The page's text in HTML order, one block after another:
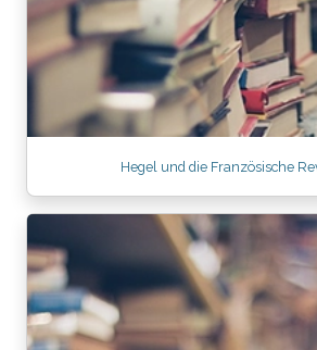
Hegel und die Französische